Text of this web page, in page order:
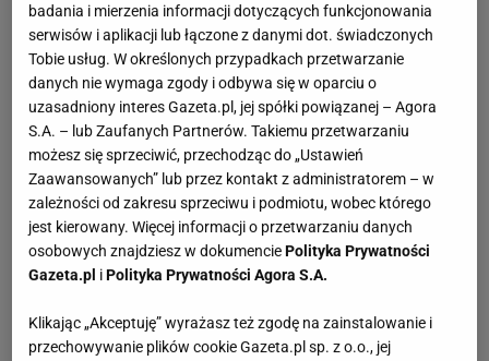
badania i mierzenia informacji dotyczących funkcjonowania
serwisów i aplikacji lub łączone z danymi dot. świadczonych
Tobie usług. W określonych przypadkach przetwarzanie
danych nie wymaga zgody i odbywa się w oparciu o
uzasadniony interes Gazeta.pl, jej spółki powiązanej – Agora
S.A. – lub Zaufanych Partnerów. Takiemu przetwarzaniu
możesz się sprzeciwić, przechodząc do „Ustawień
Zaawansowanych” lub przez kontakt z administratorem – w
zależności od zakresu sprzeciwu i podmiotu, wobec którego
jest kierowany. Więcej informacji o przetwarzaniu danych
osobowych znajdziesz w dokumenciePolityka Prywatności
Gazeta.pl iPolityka Prywatności Agora S.A.
Klikając „Akceptuję” wyrażasz też zgodę na zainstalowanie i
przechowywanie plików cookie Gazeta.pl sp. z o.o., jej